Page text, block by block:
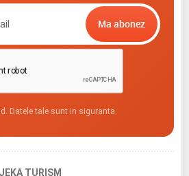
Datele tale sunt in siguranta.
TURISM